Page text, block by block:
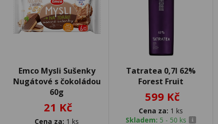
Emco Mysli Sušenky
Nugátové s čokoládou
60g
21 Kč
Cena za: 1 ks
Tatratea 0,7l 62%
Forest Fruit
599 Kč
Cena za: 1 ks
Skladem: 5 - 50 ks